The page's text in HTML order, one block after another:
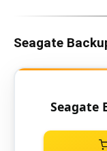
Seagate
Seagate